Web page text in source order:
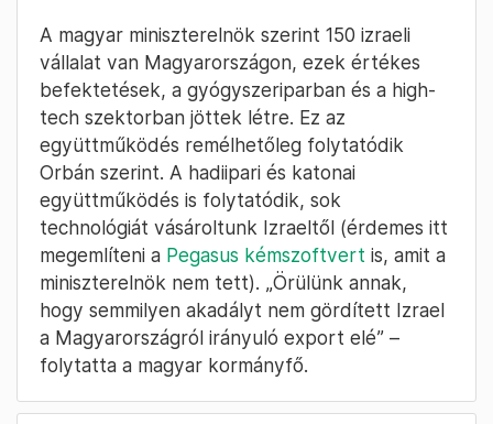
A magyar miniszterelnök szerint 150 izraeli
vállalat van Magyarországon, ezek értékes
befektetések, a gyógyszeriparban és a high-
tech szektorban jöttek létre. Ez az
együttműködés remélhetőleg folytatódik
Orbán szerint. A hadiipari és katonai
együttműködés is folytatódik, sok
technológiát vásároltunk Izraeltől (érdemes itt
megemlíteni a Pegasus kémszoftvert is, amit a
miniszterelnök nem tett). „Örülünk annak,
hogy semmilyen akadályt nem gördített Izrael
a Magyarországról irányuló export elé” –
folytatta a magyar kormányfő.